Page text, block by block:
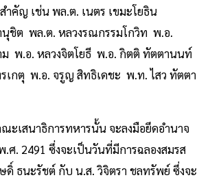
คัญ เช่น พล.ต. เนตร เขมะโยธิน
ชิต พล.ต. หลวงรณกรรมโกวิท พ.อ.
ม พ.อ. หลวงจิตโยธี พ.อ. กิตติ ทัตตานนท์
กตุ พ.อ. จรูญ สิทธิเดชะ พ.ท. ไสว ทัตตา
ะเสนาธิการทหารนั้น จะลงมือยึดอำนาจ
ศ. 2491 ซึ่งจะเป็นวันที่มีการฉลองสมรส
ดิ์ ธนะรัชต์ กับ น.ส. วิจิตรา ชลทรัพย์ ซึ่งจะ